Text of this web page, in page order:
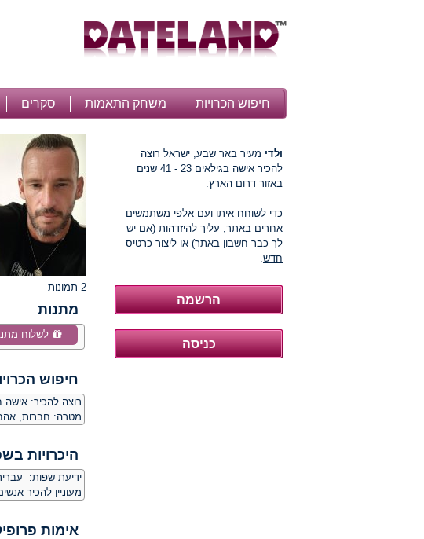
חיפוש הכרויות משחק התאמות סקרים
ולדי מעיר באר שבע, ישראל רוצה
להכיר אישה בגילאים 23 - 41 שנים
באזור דרום הארץ.
כדי לשוחח איתו ועם אלפי משתמשים
אחרים באתר, עליך להיזדהות (אם יש
לך כבר חשבון באתר) או ליצור כרטיס
חדש.
2 תמונות
מתנות
לשלוח
חיפוש
רוצה להכיר: אישה בגילאים 23 -
מטרה: חברות,
היכרויות
ידיעת שפות:
מעוניין להכיר
אימות